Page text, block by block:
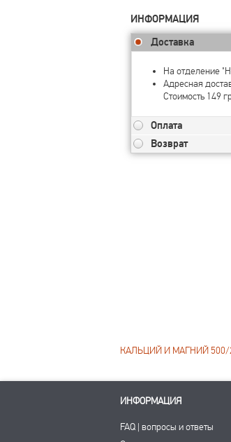
ИНФОРМАЦИЯ
Доставка
На отделение
Адресная
Стоимость 149
Оплата
Возврат
КАЛЬЦИЙ И МАГНИЙ 500/
ИНФОРМАЦИЯ
FAQ | вопросы и ответы